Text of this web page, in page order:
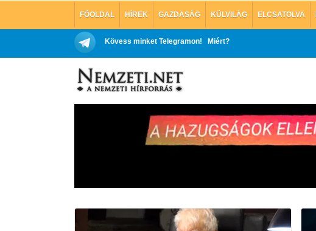
FŐOLDAL HÍREK GAZDASÁG KÜLVILÁG ELCSATOLVA
Kövess minket Telegramon! Miért?